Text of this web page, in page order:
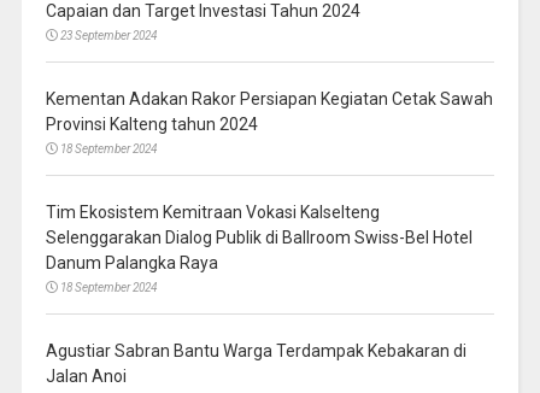
Capaian dan Target Investasi Tahun 2024
23 September 2024
Kementan Adakan Rakor Persiapan Kegiatan Cetak Sawah
Provinsi Kalteng tahun 2024
18 September 2024
Tim Ekosistem Kemitraan Vokasi Kalselteng
Selenggarakan Dialog Publik di Ballroom Swiss-Bel Hotel
Danum Palangka Raya
18 September 2024
Agustiar Sabran Bantu Warga Terdampak Kebakaran di
Jalan Anoi